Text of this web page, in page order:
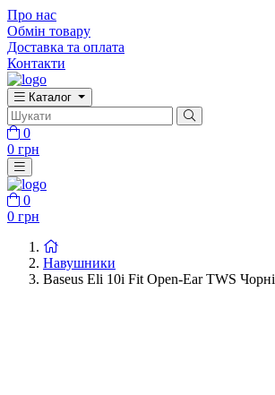
Про нас
Обмін товару
Доставка та оплата
Контакти
Каталог
0
0 грн
0
0 грн
Навушники
Baseus Eli 10i Fit Open-Ear TWS Чорні